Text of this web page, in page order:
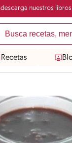
nuestros
Recetas